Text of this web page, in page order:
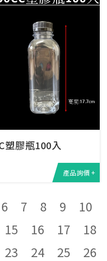
塑膠瓶100入
產品詢價 +
6 7 8 9
10
15 16 17
18
23 24 25
26